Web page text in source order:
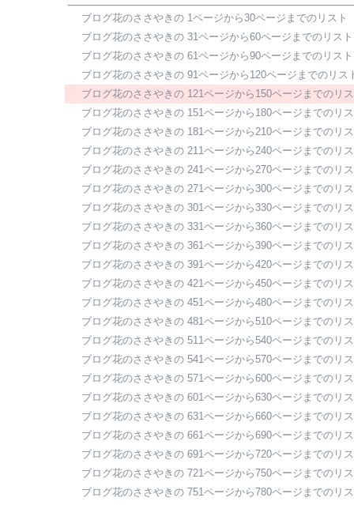
ブログ花のささやきの 1ページから30ページまでのリスト
ブログ花のささやきの 31ページから60ページまでのリスト
ブログ花のささやきの 61ページから90ページまでのリスト
ブログ花のささやきの 91ページから120ページまでのリス
ブログ花のささやきの 121ページから150ページまでのリ
ブログ花のささやきの 151ページから180ページまでのリ
ブログ花のささやきの 181ページから210ページまでのリ
ブログ花のささやきの 211ページから240ページまでのリ
ブログ花のささやきの 241ページから270ページまでのリ
ブログ花のささやきの 271ページから300ページまでのリ
ブログ花のささやきの 301ページから330ページまでのリ
ブログ花のささやきの 331ページから360ページまでのリ
ブログ花のささやきの 361ページから390ページまでのリ
ブログ花のささやきの 391ページから420ページまでのリ
ブログ花のささやきの 421ページから450ページまでのリ
ブログ花のささやきの 451ページから480ページまでのリ
ブログ花のささやきの 481ページから510ページまでのリ
ブログ花のささやきの 511ページから540ページまでのリ
ブログ花のささやきの 541ページから570ページまでのリ
ブログ花のささやきの 571ページから600ページまでのリ
ブログ花のささやきの 601ページから630ページまでのリ
ブログ花のささやきの 631ページから660ページまでのリ
ブログ花のささやきの 661ページから690ページまでのリ
ブログ花のささやきの 691ページから720ページまでのリ
ブログ花のささやきの 721ページから750ページまでのリ
ブログ花のささやきの 751ページから780ページまでのリ